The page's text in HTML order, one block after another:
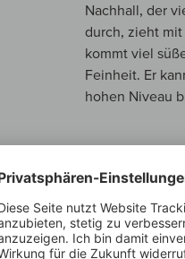
Nachhall, der
durch, zieht
kommt viel
Feinheit. Er
hohen Niveau